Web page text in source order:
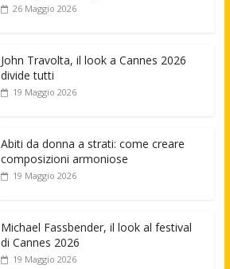
26 Maggio 2026
John Travolta, il look a Cannes 2026
divide tutti
19 Maggio 2026
Abiti da donna a strati: come creare
composizioni armoniose
19 Maggio 2026
Michael Fassbender, il look al festival
di Cannes 2026
19 Maggio 2026